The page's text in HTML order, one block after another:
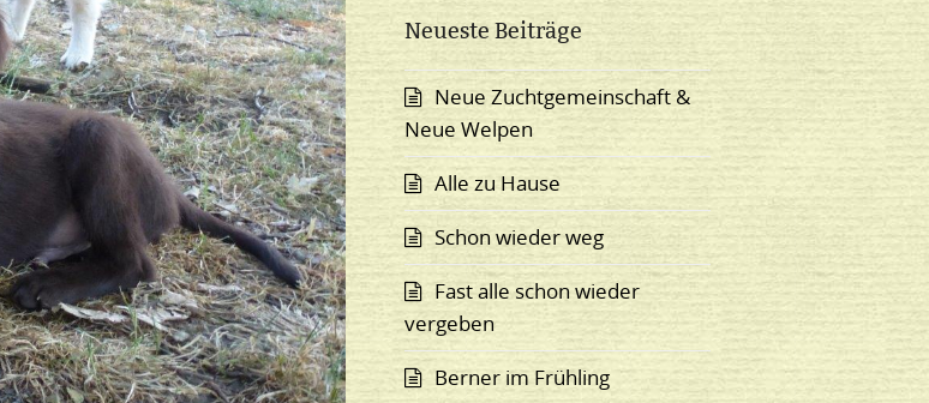
Neueste Beiträge
Neue Zuchtgemeinschaft &
Neue Welpen
Alle zu Hause
Schon wieder weg
Fast alle schon wieder
vergeben
Berner im Frühling